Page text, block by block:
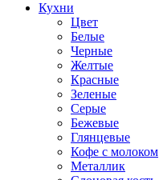
Кухни
Цвет
Белые
Черные
Желтые
Красные
Зеленые
Серые
Бежевые
Глянцевые
Кофе с молоком
Металлик